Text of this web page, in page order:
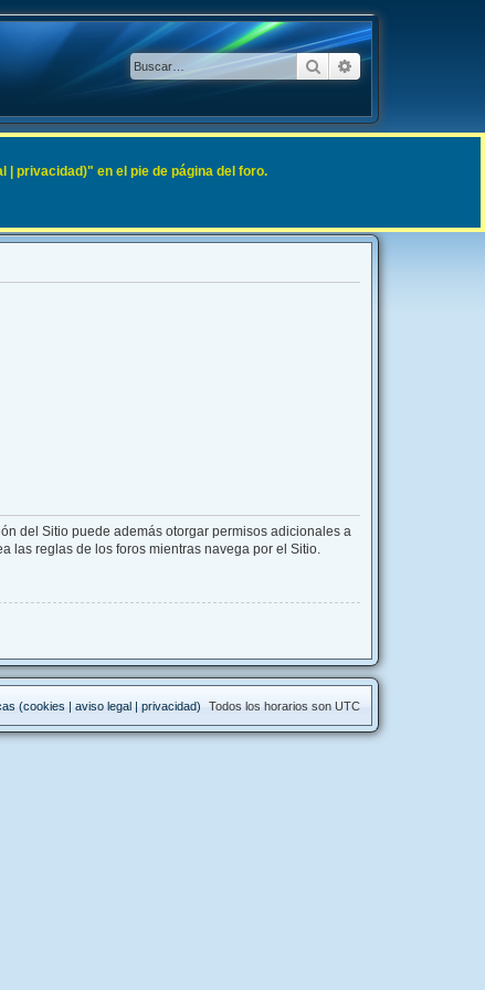
BuscarBúsqueda
del Sitio puede además otorgar permisos adicionales a
las reglas de los foros mientras navega por el Sitio.
privacidad)" en el pie de página del foro.
Todos los horarios son UTC
(cookies | aviso legal | privacidad)